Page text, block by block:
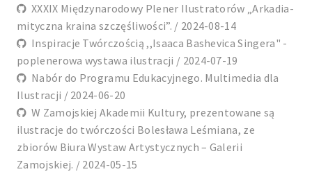
XXXIX Międzynarodowy Plener Ilustratorów „Arkadia-
mityczna kraina szczęśliwości”. / 2024-08-14
Inspiracje Twórczością ,,Isaaca Bashevica Singera" -
poplenerowa wystawa ilustracji / 2024-07-19
Nabór do Programu Edukacyjnego. Multimedia dla
Ilustracji / 2024-06-20
W Zamojskiej Akademii Kultury, prezentowane są
ilustracje do twórczości Bolesława Leśmiana, ze
zbiorów Biura Wystaw Artystycznych – Galerii
Zamojskiej. / 2024-05-15